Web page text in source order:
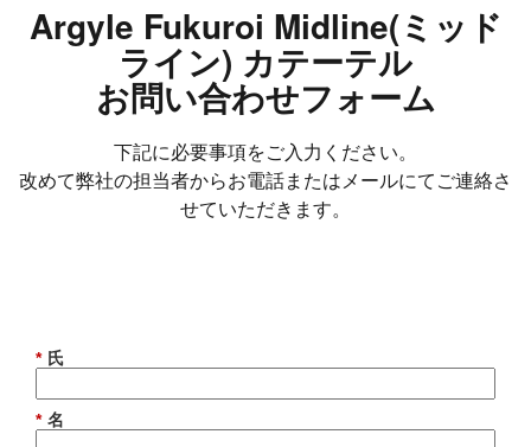
Argyle Fukuroi Midline(ミッド
ライン) カテーテル
お問い合わせフォーム
下記に必要事項をご入力ください。
改めて弊社の担当者からお電話またはメールにてご連絡さ
せていただきます。
* 氏
* 名